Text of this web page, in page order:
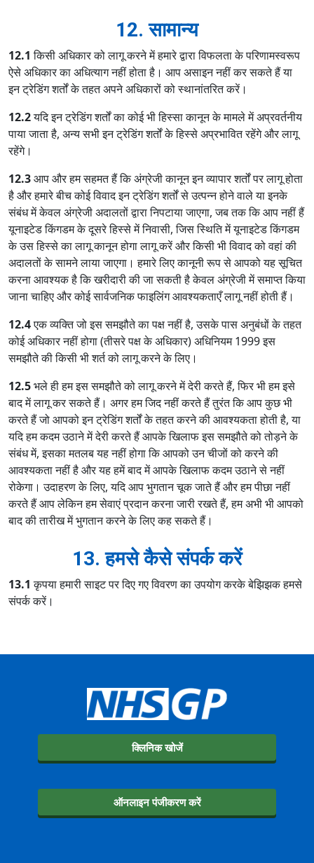
12. सामान्य
12.1 किसी अधिकार को लागू करने में हमारे द्वारा विफलता के परिणामस्वरूप
ऐसे अधिकार का अधित्याग नहीं होता है। आप असाइन नहीं कर सकते हैं या
इन ट्रेडिंग शर्तों के तहत अपने अधिकारों को स्थानांतरित करें।
12.2यदि इन ट्रेडिंग शर्तों का कोई भी हिस्सा कानून के मामले में अप्रवर्तनीय
पाया जाता है, अन्य सभी इन ट्रेडिंग शर्तों के हिस्से अप्रभावित रहेंगे और लागू
रहेंगे।
12.3आप और हम सहमत हैं कि अंग्रेजी कानून इन व्यापार शर्तों पर लागू होता
है और हमारे बीच कोई विवाद इन ट्रेडिंग शर्तों से उत्पन्न होने वाले या इनके
संबंध में केवल अंग्रेजी अदालतों द्वारा निपटाया जाएगा, जब तक कि आप नहीं हैं
यूनाइटेड किंगडम के दूसरे हिस्से में निवासी, जिस स्थिति में यूनाइटेड किंगडम
के उस हिस्से का लागू कानून होगा लागू करें और किसी भी विवाद को वहां की
अदालतों के सामने लाया जाएगा। हमारे लिए कानूनी रूप से आपको यह सूचित
करना आवश्यक है कि खरीदारी की जा सकती है केवल अंग्रेजी में समाप्त किया
जाना चाहिए और कोई सार्वजनिक फाइलिंग आवश्यकताएँ लागू नहीं होती हैं।
12.4एक व्यक्ति जो इस समझौते का पक्ष नहीं है, उसके पास अनुबंधों के तहत
कोई अधिकार नहीं होगा (तीसरे पक्ष के अधिकार) अधिनियम 1999 इस
समझौते की किसी भी शर्त को लागू करने के लिए।
12.5भले ही हम इस समझौते को लागू करने में देरी करते हैं, फिर भी हम इसे
बाद में लागू कर सकते हैं। अगर हम जिद नहीं करते हैं तुरंत कि आप कुछ भी
करते हैं जो आपको इन ट्रेडिंग शर्तों के तहत करने की आवश्यकता होती है, या
यदि हम कदम उठाने में देरी करते हैं आपके खिलाफ इस समझौते को तोड़ने के
संबंध में, इसका मतलब यह नहीं होगा कि आपको उन चीजों को करने की
आवश्यकता नहीं है और यह हमें बाद में आपके खिलाफ कदम उठाने से नहीं
रोकेगा। उदाहरण के लिए, यदि आप भुगतान चूक जाते हैं और हम पीछा नहीं
करते हैं आप लेकिन हम सेवाएं प्रदान करना जारी रखते हैं, हम अभी भी आपको
बाद की तारीख में भुगतान करने के लिए कह सकते हैं।
13. हमसे कैसे संपर्क करें
13.1 कृपया हमारी साइट पर दिए गए विवरण का उपयोग करके बेझिझक हमसे
संपर्क करें।
क्लिनिक खोजें
ऑनलाइन पंजीकरण करें